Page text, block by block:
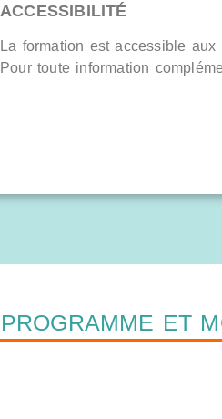
ACCESSIBILITÉ
La formation est accessible
Pour toute information
PROGRAMME ET